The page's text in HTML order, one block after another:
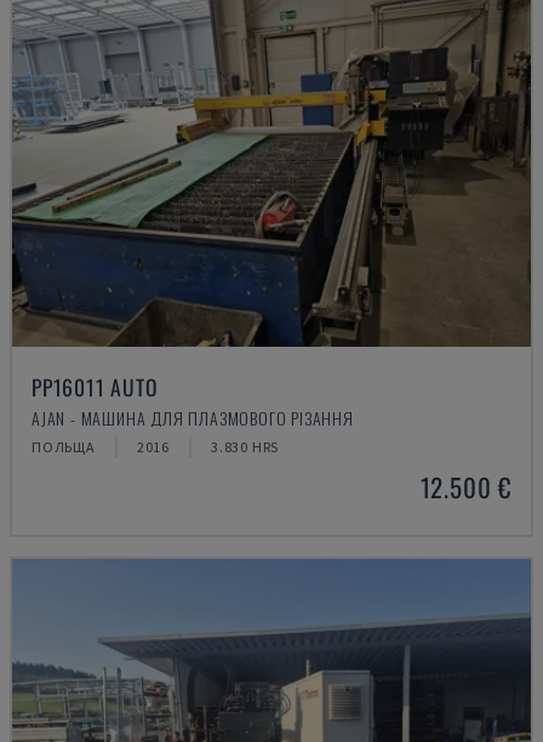
PP16011 AUTO
AJAN - МАШИНА ДЛЯ ПЛАЗМОВОГО РІЗАННЯ
ПОЛЬЩА 2016 3.830 HRS
12.500 €